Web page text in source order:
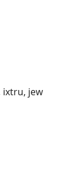
ixtru, jew